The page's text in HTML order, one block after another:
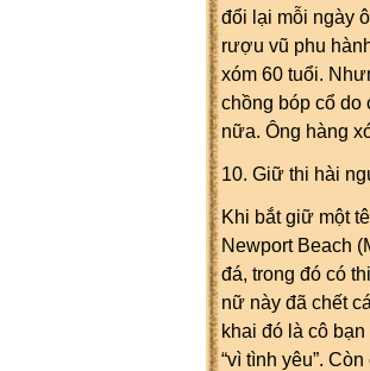
đổi lại mỗi ngày
rượu vũ phu
xóm 60 tuổi.
chồng bóp cổ do
nữa. Ông hàng
10. Giữ thi hài
Khi bắt giữ một
Newport Beach
đá, trong đó có
nữ này đã chết
khai đó là cô
“vì tình yêu”.